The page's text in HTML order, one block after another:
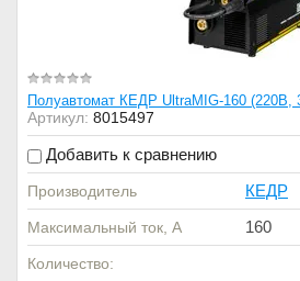
Полуавтомат КЕДР UltraMIG-160 (220В,
Артикул: 8015497
Добавить к сравнению
Производитель КЕДР
Максимальный ток, А 160
Количество: